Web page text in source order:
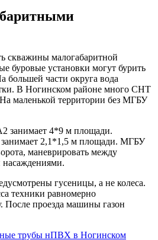
скважины малогабаритной
буровые установки могут бурить
большей части округа вода
В Ногинском районе много СНТ
маленькой территории без МГБУ
занимает 4*9 м площади.
2,1*1,5 м площади. МГБУ
маневрировать между
гусеницы, а не колеса.
техники равномерно
После проезда машины газон